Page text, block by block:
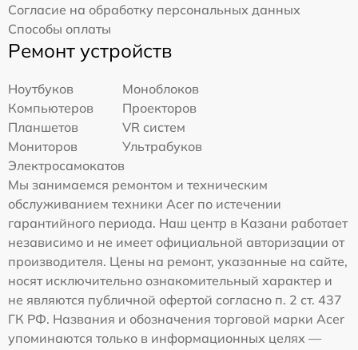
Согласие на обработку персональных данных
Способы оплаты
Ремонт устройств
Ноутбуков
Моноблоков
Компьютеров
Проекторов
Планшетов
VR систем
Мониторов
Ультрабуков
Электросамокатов
Мы занимаемся ремонтом и техническим
обслуживанием техники Acer по истечении
гарантийного периода. Наш центр в Казани работает
независимо и не имеет официальной авторизации от
производителя. Цены на ремонт, указанные на сайте,
носят исключительно ознакомительный характер и
не являются публичной офертой согласно п. 2 ст. 437
ГК РФ. Названия и обозначения торговой марки Acer
упоминаются только в информационных целях —